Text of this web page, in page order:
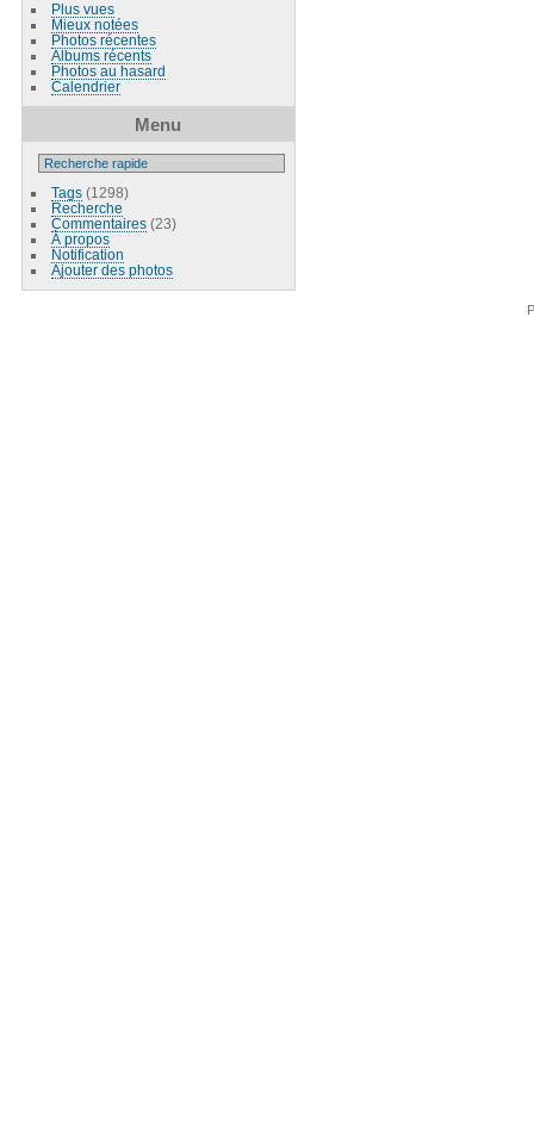
Plus vues
Mieux notées
Photos récentes
Albums récents
Photos au hasard
Calendrier
Menu
Tags(1298)
Recherche
Commentaires(23)
À propos
Notification
Ajouter des photos